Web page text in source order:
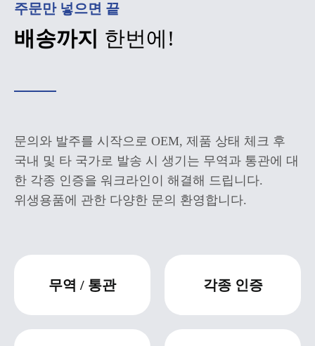
주문만 넣으면 끝
배송까지 한번에!
문의와 발주를 시작으로 OEM, 제품 상태 체크 후
국내 및 타 국가로 발송 시 생기는 무역과 통관에 대
한 각종 인증을 워크라인이 해결해 드립니다.
위생용품에 관한 다양한 문의 환영합니다.
무역 / 통관 각종 인증